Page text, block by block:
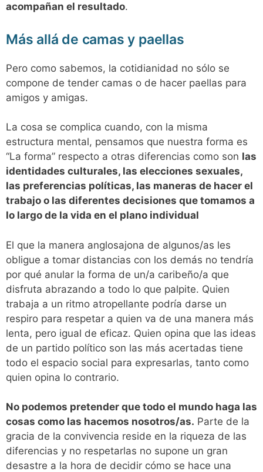
acompañan el resultado.
Más allá de camas y paellas
Pero como sabemos, la cotidianidad no sólo se
compone de tender camas o de hacer paellas para
amigos y amigas.
La cosa se complica cuando, con la misma
estructura mental, pensamos que nuestra forma es
“La forma” respecto a otras diferencias como son las
identidades culturales, las elecciones sexuales,
las preferencias políticas, las maneras de hacer el
trabajo o las diferentes decisiones que tomamos a
lo largo de la vida en el plano individual
El que la manera anglosajona de algunos/as les
obligue a tomar distancias con los demás no tendría
por qué anular la forma de un/a caribeño/a que
disfruta abrazando a todo lo que palpite. Quien
trabaja a un ritmo atropellante podría darse un
respiro para respetar a quien va de una manera más
lenta, pero igual de eficaz. Quien opina que las ideas
de un partido político son las más acertadas tiene
todo el espacio social para expresarlas, tanto como
quien opina lo contrario.
No podemos pretender que todo el mundo haga las
cosas como las hacemos nosotros/as. Parte de la
gracia de la convivencia reside en la riqueza de las
diferencias y no respetarlas no supone un gran
desastre a la hora de decidir cómo se hace una